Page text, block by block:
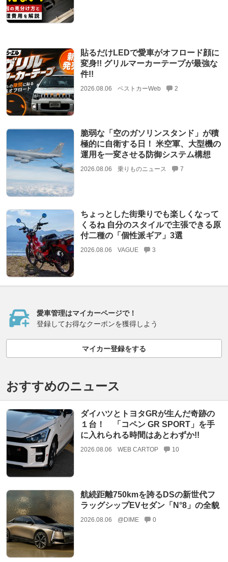
貼るだけLEDで愛車がオフロード顔に
変身!! グリルマーカーテープが最強な
件!!
2026.08.06 ベストカーWeb 2
脆弱な「空のガソリンスタンド」が積
極的に自衛する日！ 米空軍、大型機の
運用を一変させる防御システム構想
2026.08.06 乗りものニュース 7
ちょっとした街乗りでも楽しくなって
くるね 自分のスタイルで主張できる原
付二種の「個性派ギア」3選
2026.08.06 VAGUE 3
愛車管理はマイカーページで！
登録してお得なクーポンを獲得しよう
マイカー登録をする
おすすめのニュース
ダイハツとトヨタGRが生んだ奇跡の
１台！ 「コペン GR SPORT」を手
に入れられる時間はあとわずか!!
2026.08.06 WEB CARTOP 10
航続距離750kmを誇るDSの新世代フ
ラッグシップEVセダン「N°8」の全貌
2026.08.06 @DIME 0